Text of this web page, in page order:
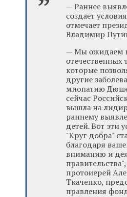
— Раннее
создает
отмечает
Владимир
— Мы ожидаем
отечественных
которые
другие
миопатию
сейчас
вышла на
раннему
детей. Вот эти
"Круг добра"
благодаря
вниманию и
протоиерей
Ткаченко,
правления